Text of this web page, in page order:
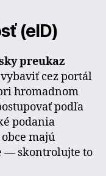
(eID)
preukaz
cez portál
hromadnom
podľa
podania
majú
— skontrolujte to